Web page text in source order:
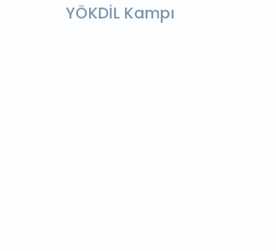
YÖKDİL Kampı